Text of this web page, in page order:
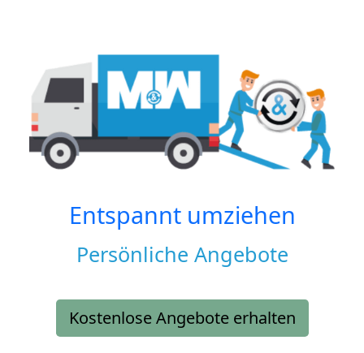
Entspannt umziehen
Persönliche Angebote
Kostenlose Angebote erhalten